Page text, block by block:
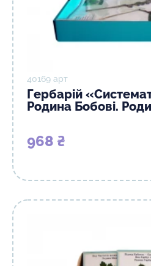
40169 арт
Гербарій
Родина Бобові.
968 ₴